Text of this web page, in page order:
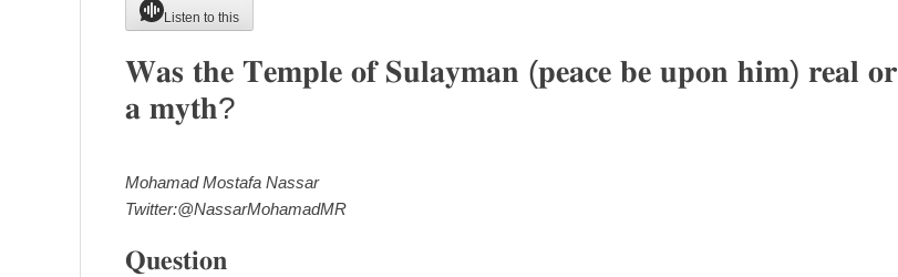
Listen to this
𝐖𝐚𝐬 𝐭𝐡𝐞 𝐓𝐞𝐦𝐩𝐥𝐞 𝐨𝐟 𝐒𝐮𝐥𝐚𝐲𝐦𝐚𝐧 (𝐩𝐞𝐚𝐜𝐞 𝐛𝐞 𝐮𝐩𝐨𝐧 𝐡𝐢𝐦) 𝐫𝐞𝐚𝐥 𝐨𝐫
𝐚 𝐦𝐲𝐭𝐡?
Mohamad Mostafa Nassar
Twitter:@NassarMohamadMR
𝐐𝐮𝐞𝐬𝐭𝐢𝐨𝐧